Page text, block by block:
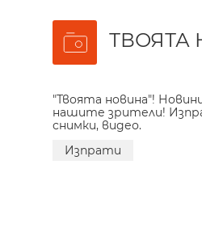
ТВОЯТА
"Твоята новина"!
нашите зрители!
снимки, видео.
Изпрати